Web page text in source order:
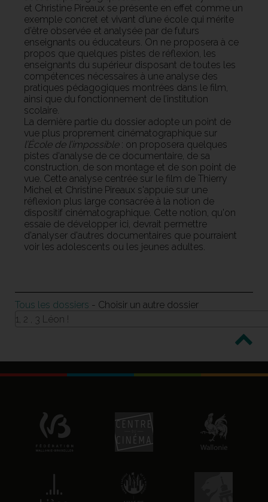
et Christine Pireaux se présente en effet comme un
exemple concret et vivant d’une école qui mérite
d’être observée et analysée par de futurs
enseignants ou éducateurs. On ne proposera à ce
propos que quelques pistes de réflexion, les
enseignants du supérieur disposant de toutes les
compétences nécessaires à une analyse des
pratiques pédagogiques montrées dans le film,
ainsi que du fonctionnement de l’institution
scolaire.
La dernière partie du dossier adopte un point de
vue plus proprement cinématographique sur
l’École de l’impossible: on proposera quelques
pistes d'analyse de ce documentaire, de sa
construction, de son montage et de son point de
vue. Cette analyse centrée sur le film de Thierry
Michel et Christine Pireaux s'appuie sur une
réflexion plus large consacrée à la notion de
dispositif cinématographique. Cette notion, qu'on
essaie de développer ici, devrait permettre
d'analyser d'autres documentaires que pourraient
voir les adolescents ou les jeunes adultes.
Tous les dossiers - Choisir un autre dossier
1, 2 , 3 Léon !